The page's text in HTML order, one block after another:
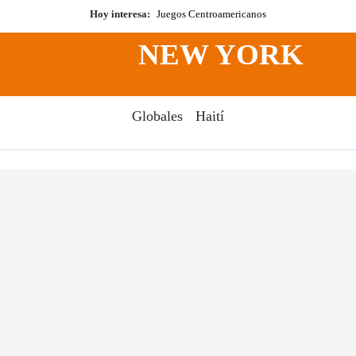
Hoy interesa: Juegos Centroamericanos
NEW YORK
Globales Haití